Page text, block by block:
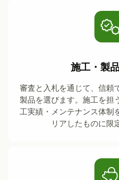
施工・製
審査と入札を通じて、信頼
製品を選びます。施工を担
工実績・メンテナンス体制
リアしたものに限